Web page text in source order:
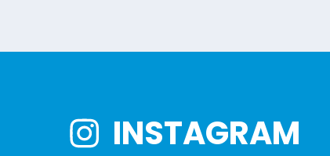
INSTAGRAM